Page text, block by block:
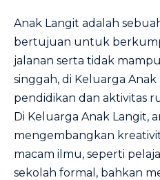
Anak Langit adalah
bertujuan untuk
jalanan serta tidak
singgah, di Keluarga
pendidikan dan aktivitas
Di Keluarga Anak Langit,
mengembangkan
macam ilmu, seperti
sekolah formal, bahkan